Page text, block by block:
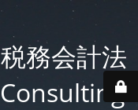
務会計法